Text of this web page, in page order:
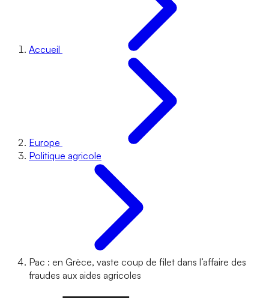
Accueil
Europe
Politique agricole
Pac : en Grèce, vaste coup de filet dans l’affaire des
fraudes aux aides agricoles